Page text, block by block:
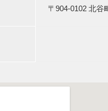
〒904-0102 北